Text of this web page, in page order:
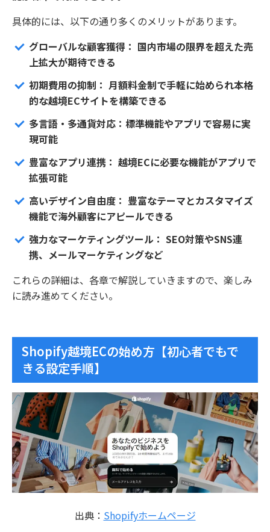
具体的には、以下の通り多くのメリットがあります。
グローバルな顧客獲得： 国内市場の限界を超えた売
上拡大が期待できる
初期費用の抑制： 月額料金制で手軽に始められ本格
的な越境ECサイトを構築できる
多言語・多通貨対応：標準機能やアプリで容易に実
現可能
豊富なアプリ連携： 越境ECに必要な機能がアプリで
拡張可能
高いデザイン自由度： 豊富なテーマとカスタマイズ
機能で海外顧客にアピールできる
強力なマーケティングツール： SEO対策やSNS連
携、メールマーケティングなど
これらの詳細は、各章で解説していきますので、楽しみ
に読み進めてください。
Shopify越境ECの始め方【初心者でもで
きる設定手順】
出典： Shopifyホームページ